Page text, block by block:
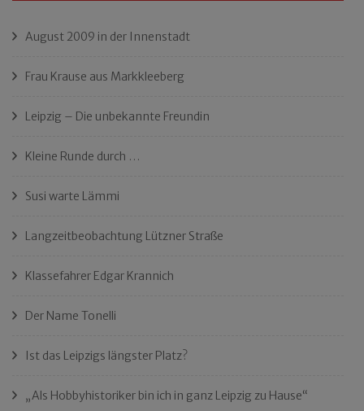
August 2009 in der Innenstadt
Frau Krause aus Markkleeberg
Leipzig – Die unbekannte Freundin
Kleine Runde durch …
Susi warte Lämmi
Langzeitbeobachtung Lützner Straße
Klassefahrer Edgar Krannich
Der Name Tonelli
Ist das Leipzigs längster Platz?
„Als Hobbyhistoriker bin ich in ganz Leipzig zu Hause“